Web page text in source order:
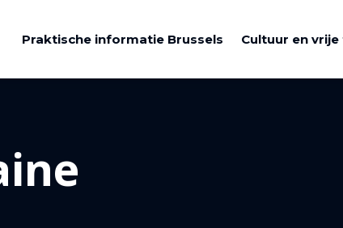
Praktische informatie Brussels Cultuur en vrije